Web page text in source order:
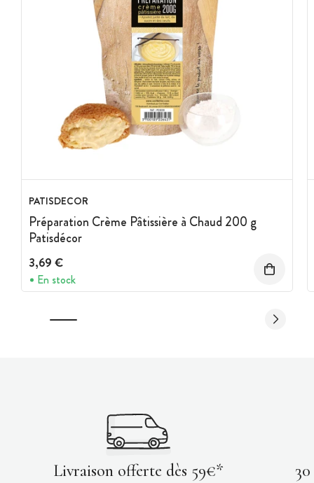
PATISDECOR
Préparation Crème Pâtissière à Chaud 200 g
Patisdécor
3,69 €
En stock
Livraison offerte dès 59€*